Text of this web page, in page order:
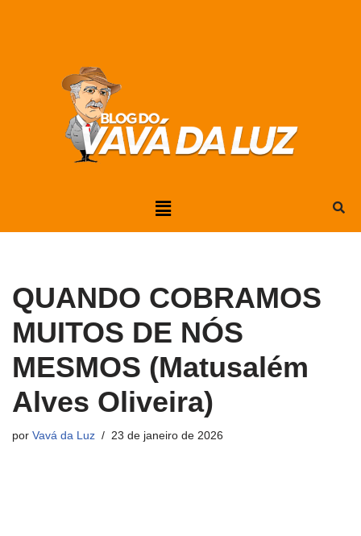
QUANDO COBRAMOS
MUITOS DE NÓS
MESMOS (Matusalém
Alves Oliveira)
por Vavá da Luz 23 de janeiro de 2026